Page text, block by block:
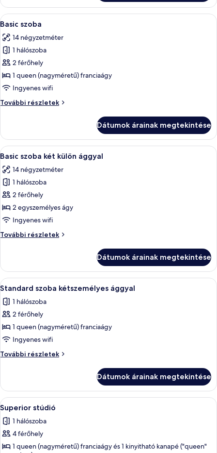
további
részletei
A
következő
szoba
összes
képének
megtekintése:
Basic
Egy hálószoba, amelyben található
5
Basic szoba
14 négyzetméter
1 hálószoba
2 férőhely
1 queen (nagyméretű) franciaágy
Ingyenes wifi
További részletek
Basic
Dátumok árainak megtekintése
A
következő
szoba
összes
képének
megtekintése:
Basic
két
Egy hálószoba, amelyben van egy
5
Basic szoba két külön ággyal
14 négyzetméter
1 hálószoba
2 férőhely
2 egyszemélyes ágy
Ingyenes wifi
További részletek
Basic
ággyal
további
részletei
Dátumok árainak megtekintése
A
következő
szoba
összes
képének
megtekintése:
Standard
szoba
ággyal
Egy modern hálószoba, amelyben
7
Standard szoba kétszemélyes ággyal
1 hálószoba
2 férőhely
1 queen (nagyméretű) franciaágy
Ingyenes wifi
További részletek
Standard
további
részletei
Dátumok árainak megtekintése
A
következő
szoba
összes
képének
Egy rendezett ágy egy szobában,
7
Superior stúdió
1 hálószoba
4 férőhely
1 queen (nagyméretű) franciaágy és 1 kinyitható kanapé ("queen"